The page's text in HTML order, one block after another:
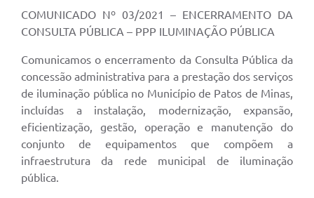
COMUNICADO Nº 03/2021 – ENCERRAMENTO DA
CONSULTA PÚBLICA – PPP ILUMINAÇÃO PÚBLICA
Comunicamos o encerramento da Consulta Pública da
concessão administrativa para a prestação dos serviços
de iluminação pública no Município de Patos de Minas,
incluídas a instalação, modernização, expansão,
eficientização, gestão, operação e manutenção do
conjunto de equipamentos que compõem a
infraestrutura da rede municipal de iluminação
pública.